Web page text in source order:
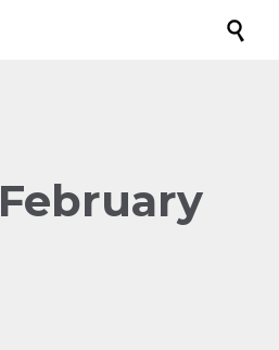

February